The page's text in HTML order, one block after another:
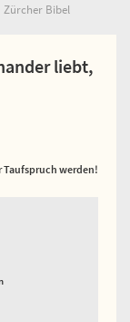
Zürcher Bibel
liebt,
Taufspruch werden!